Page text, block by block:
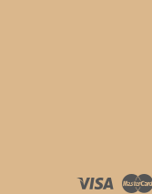
Visa